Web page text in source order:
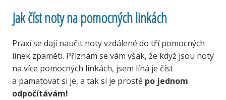
Jak číst noty na pomocných linkách
Praxí se dají naučit noty vzdálené do tří pomocných
linek zpaměti. Přiznám se vám však, že když jsou noty
na více pomocných linkách, jsem líná je číst
a pamatovat si je, a tak si je prostě po jednom
odpočítávám!